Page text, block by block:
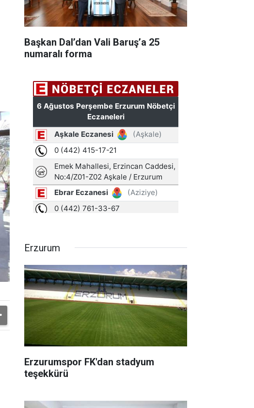
Başkan Dal’dan Vali Baruş’a 25
numaralı forma
Erzurum
Erzurumspor FK'dan stadyum
teşekkürü